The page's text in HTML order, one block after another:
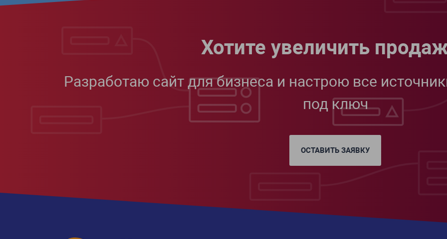
Хотите увеличить
Разработаю сайт для бизнеса и настрою все
под ключ
ОСТАВИТЬ ЗАЯВКУ